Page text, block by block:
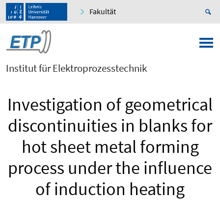
Fakultät
Institut für Elektroprozesstechnik
Investigation of geometrical
discontinuities in blanks for
hot sheet metal forming
process under the influence
of induction heating